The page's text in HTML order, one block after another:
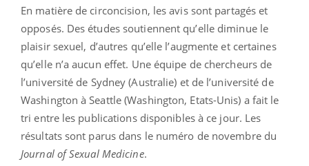
En matière de circoncision, les avis sont partagés et
opposés. Des études soutiennent qu’elle diminue le
plaisir sexuel, d’autres qu’elle l’augmente et certaines
qu’elle n’a aucun effet. Une équipe de chercheurs de
l’université de Sydney (Australie) et de l’université de
Washington à Seattle (Washington, Etats-Unis) a fait le
tri entre les publications disponibles à ce jour. Les
résultats sont parus dans le numéro de novembre du
Journal of Sexual Medicine.